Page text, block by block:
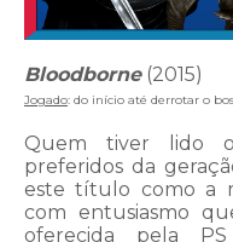
Bloodborne(2015)
Jogado: do início até derrotar o
Quem tiver lido
preferidos da
este título como a
com entusiasmo
oferecida pela